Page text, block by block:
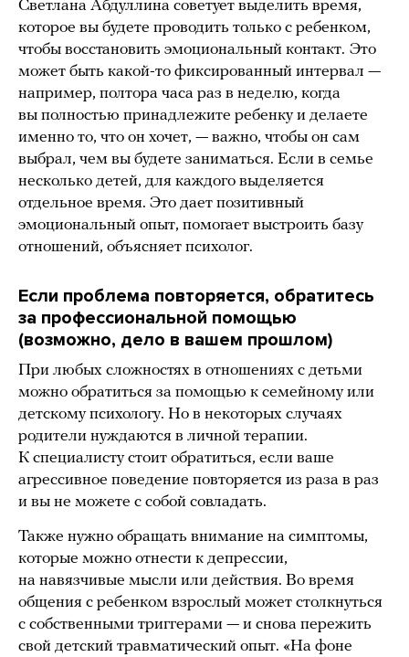
Светлана Абдуллина советует выделить время,
которое вы будете проводить только с ребенком,
чтобы восстановить эмоциональный контакт. Это
может быть какой-то фиксированный интервал —
например, полтора часа раз в неделю, когда
вы полностью принадлежите ребенку и делаете
именно то, что он хочет, — важно, чтобы он сам
выбрал, чем вы будете заниматься. Если в семье
несколько детей, для каждого выделяется
отдельное время. Это дает позитивный
эмоциональный опыт, помогает выстроить базу
отношений, объясняет психолог.
Если проблема повторяется, обратитесь
за профессиональной помощью
(возможно, дело в вашем прошлом)
При любых сложностях в отношениях с детьми
можно обратиться за помощью к семейному или
детскому психологу. Но в некоторых случаях
родители нуждаются в личной терапии.
К специалисту стоит обратиться, если ваше
агрессивное поведение повторяется из раза в раз
и вы не можете с собой совладать.
Также нужно обращать внимание на симптомы,
которые можно отнести к депрессии,
на навязчивые мысли или действия. Во время
общения с ребенком взрослый может столкнуться
с собственными триггерами — и снова пережить
свой детский травматический опыт. «На фоне